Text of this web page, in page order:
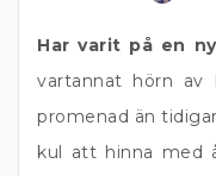
Har varit på en
vartannat hörn av
promenad än
kul att hinna med